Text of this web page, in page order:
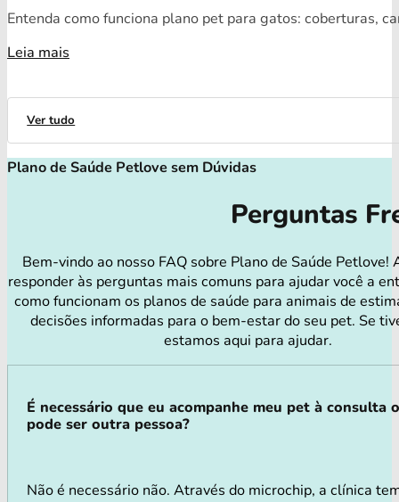
Entenda como funciona plano pet para gatos: coberturas,
Leia mais
Ver tudo
Plano de Saúde Petlove sem Dúvidas
Perguntas
Bem-vindo ao nosso FAQ sobre Plano de Saúde Petlove!
responder às perguntas mais comuns para ajudar você a
como funcionam os planos de saúde para animais de
decisões informadas para o bem-estar do seu pet. Se
estamos aqui para ajudar.
É necessário que eu acompanhe meu pet à consulta
pode ser outra pessoa?
Não é necessário não. Através do microchip, a clínica